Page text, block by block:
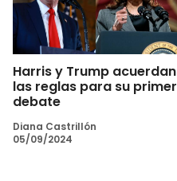
Harris y Trump acuerdan
las reglas para su primer
debate
Diana Castrillón
05/09/2024